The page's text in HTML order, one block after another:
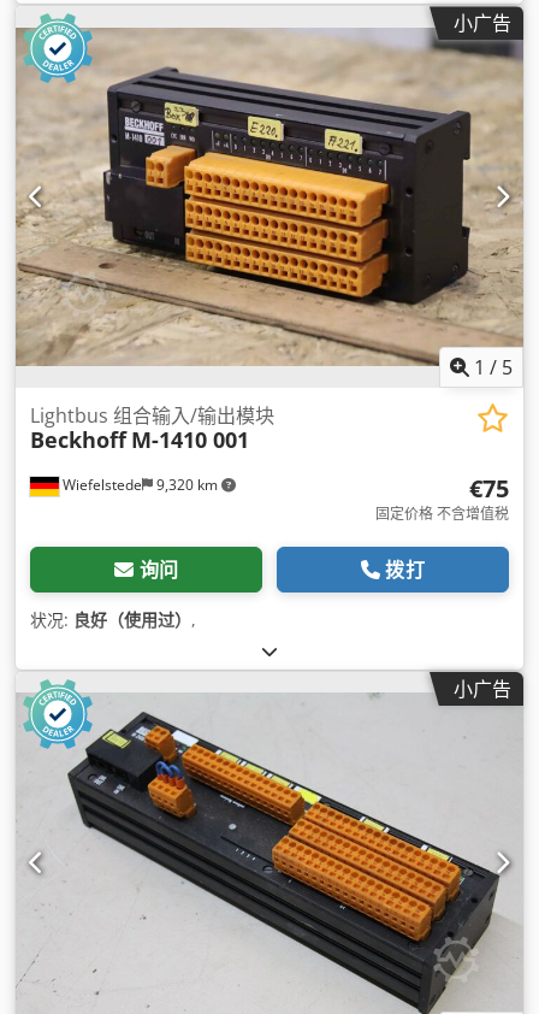
小广告
1 / 5
Wiefelstede 9,320 km
Lightbus 组合输入/输出模块
Beckhoff M-1410 001
€75
固定价格 不含增值税
询问 拨打
状况: 良好（使用过） ,
小广告